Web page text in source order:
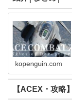
kopenguin.com
【ACEX・攻略